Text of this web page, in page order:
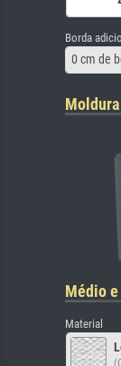
Borda
0 cm de
Médio e
Material